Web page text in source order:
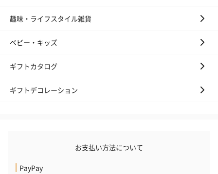
趣味・ライフスタイル雑貨
ベビー・キッズ
ギフトカタログ
ギフトデコレーション
お支払い方法について
PayPay